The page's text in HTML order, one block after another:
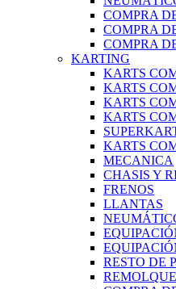
COMPRA
COMPRA
COMPRA
KARTING
KARTS
KARTS
KARTS
KARTS
KARTS
MECANICA
CHASIS Y
FRENOS
LLANTAS
RESTO DE